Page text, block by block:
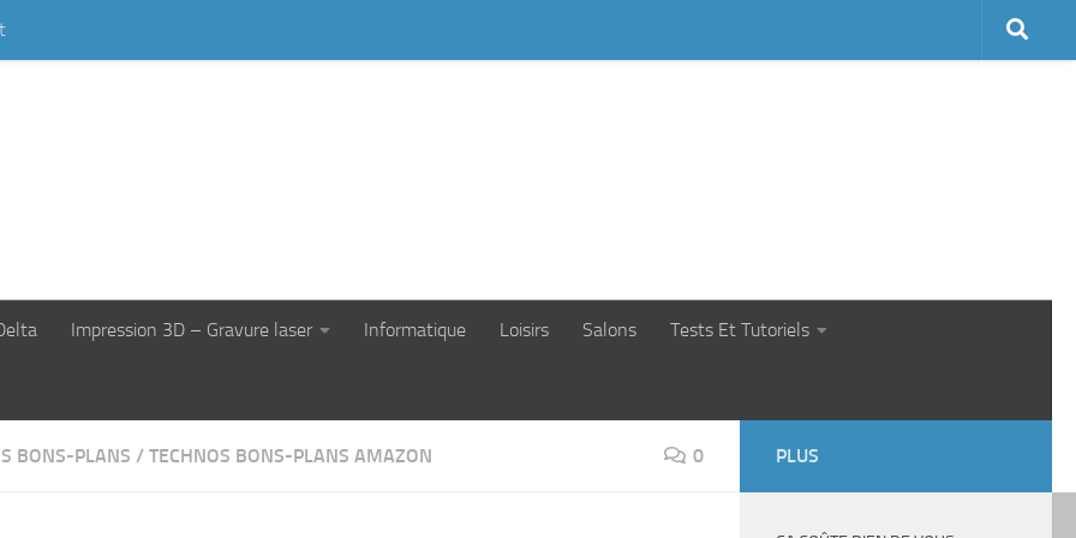
Impression 3D – Gravure laser Informatique Loisirs Salons Tests Et Tutoriels
BONS-PLANS / TECHNOS BONS-PLANS AMAZON 0 PLUS